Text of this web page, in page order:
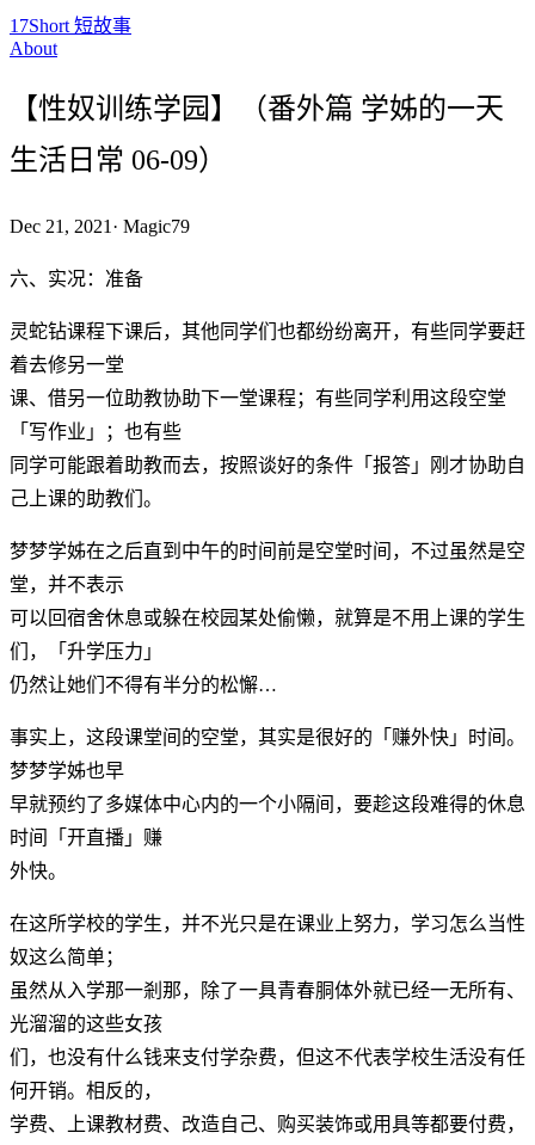
17Short 短故事
About
【性奴训练学园】（番外篇 学姊的一天
生活日常 06-09）
Dec 21, 2021 · Magic79
六、实况：准备
灵蛇钻课程下课后，其他同学们也都纷纷离开，有些同学要赶
着去修另一堂
课、借另一位助教协助下一堂课程；有些同学利用这段空堂
「写作业」；也有些
同学可能跟着助教而去，按照谈好的条件「报答」刚才协助自
己上课的助教们。
梦梦学姊在之后直到中午的时间前是空堂时间，不过虽然是空
堂，并不表示
可以回宿舍休息或躲在校园某处偷懒，就算是不用上课的学生
们，「升学压力」
仍然让她们不得有半分的松懈…
事实上，这段课堂间的空堂，其实是很好的「赚外快」时间。
梦梦学姊也早
早就预约了多媒体中心内的一个小隔间，要趁这段难得的休息
时间「开直播」赚
外快。
在这所学校的学生，并不光只是在课业上努力，学习怎么当性
奴这么简单；
虽然从入学那一剎那，除了一具青春胴体外就已经一无所有、
光溜溜的这些女孩
们，也没有什么钱来支付学杂费，但这不代表学校生活没有任
何开销。相反的，
学费、上课教材费、改造自己、购买装饰或用具等都要付费，